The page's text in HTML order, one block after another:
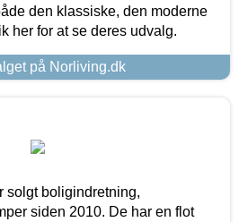
den klassiske, den moderne
her for at se deres udvalg.
på Norliving.dk
solgt boligindretning,
siden 2010. De har en flot